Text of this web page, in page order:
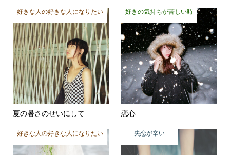
好きな人の好きな人になりたい
夏の暑さのせいにして
好きの気持ちが苦しい時
恋心
好きな人の好きな人になりたい 失恋が辛い